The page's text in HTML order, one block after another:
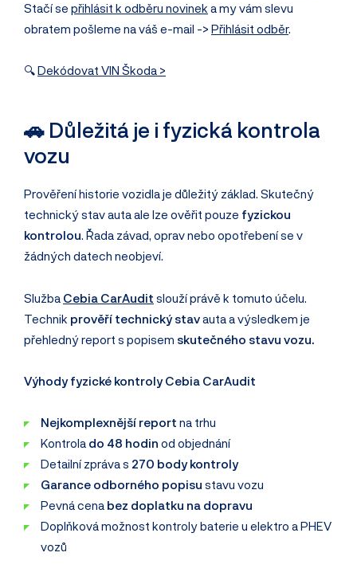
Stačí se přihlásit k odběru novinek a my vám slevu
obratem pošleme na váš e-mail -> Přihlásit odběr.
🔍Dekódovat VIN Škoda >
🚗 Důležitá je i fyzická kontrola
vozu
Prověření historie vozidla je důležitý základ. Skutečný
technický stav auta ale lze ověřit pouze fyzickou
kontrolou. Řada závad, oprav nebo opotřebení se v
žádných datech neobjeví.
Služba Cebia CarAudit slouží právě k tomuto účelu.
Technik prověří technický stavauta a výsledkem je
přehledný report s popisem skutečného stavu vozu.
Výhody fyzické kontroly Cebia CarAudit
Nejkomplexnější report na trhu
Kontrola do 48 hodin od objednání
Detailní zpráva s 270 body kontroly
Garance odborného popisu stavu vozu
Pevná cena bez doplatku na dopravu
Doplňková možnost kontroly baterie u elektro a PHEV
vozů